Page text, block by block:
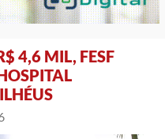
4,6 MIL, FESF